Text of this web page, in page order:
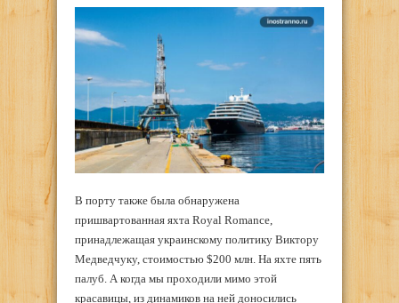
В порту также была обнаружена
пришвартованная яхта Royal Romance,
принадлежащая украинскому политику Виктору
Медведчуку, стоимостью $200 млн. На яхте пять
палуб. А когда мы проходили мимо этой
красавицы, из динамиков на ней доносились